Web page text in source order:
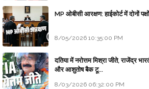
MP ओबीसी आरक्षण: हाईकोर्ट में दोनों
8/05/2026 10:35:00 PM
दतिया में नरोत्तम मिश्रा जीते, राजेंद्र
और आशुतोष बैक टू...
8/03/2026 06:32:00 PM